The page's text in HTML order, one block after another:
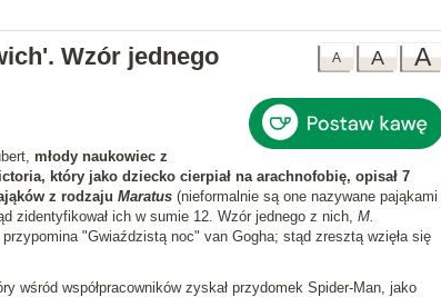
A
A
A
Wzór jednego
młody naukowiec z
który jako dziecko cierpiał na arachnofobię, opisał 7
z rodzaju Maratus(nieformalnie są one nazywane pająkami
zidentyfikował ich w sumie 12. Wzór jednego z nich, M.
przypomina "Gwiaździstą noc" van Gogha; stąd zresztą wzięła się
wśród współpracowników zyskał przydomek Spider-Man, jako